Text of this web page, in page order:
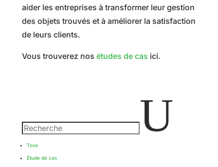
aider les entreprises à transformer leur gestion
des objets trouvés et à améliorer la satisfaction
de leurs clients.
Vous trouverez nos études de cas ici.
U
Tous
Étude de cas